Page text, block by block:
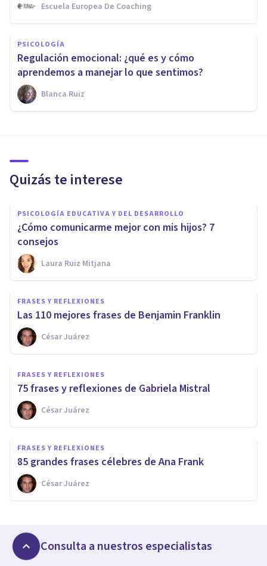
Escuela Europea De Coaching
PSICOLOGÍA
Regulación emocional: ¿qué es y cómo
aprendemos a manejar lo que sentimos?
Blanca Ruiz
Quizás te interese
PSICOLOGÍA EDUCATIVA Y DEL DESARROLLO
¿Cómo comunicarme mejor con mis hijos? 7
consejos
Laura Ruiz Mitjana
FRASES Y REFLEXIONES
Las 110 mejores frases de Benjamin Franklin
César Juárez
FRASES Y REFLEXIONES
75 frases y reflexiones de Gabriela Mistral
César Juárez
FRASES Y REFLEXIONES
85 grandes frases célebres de Ana Frank
César Juárez
Consulta a nuestros especialistas